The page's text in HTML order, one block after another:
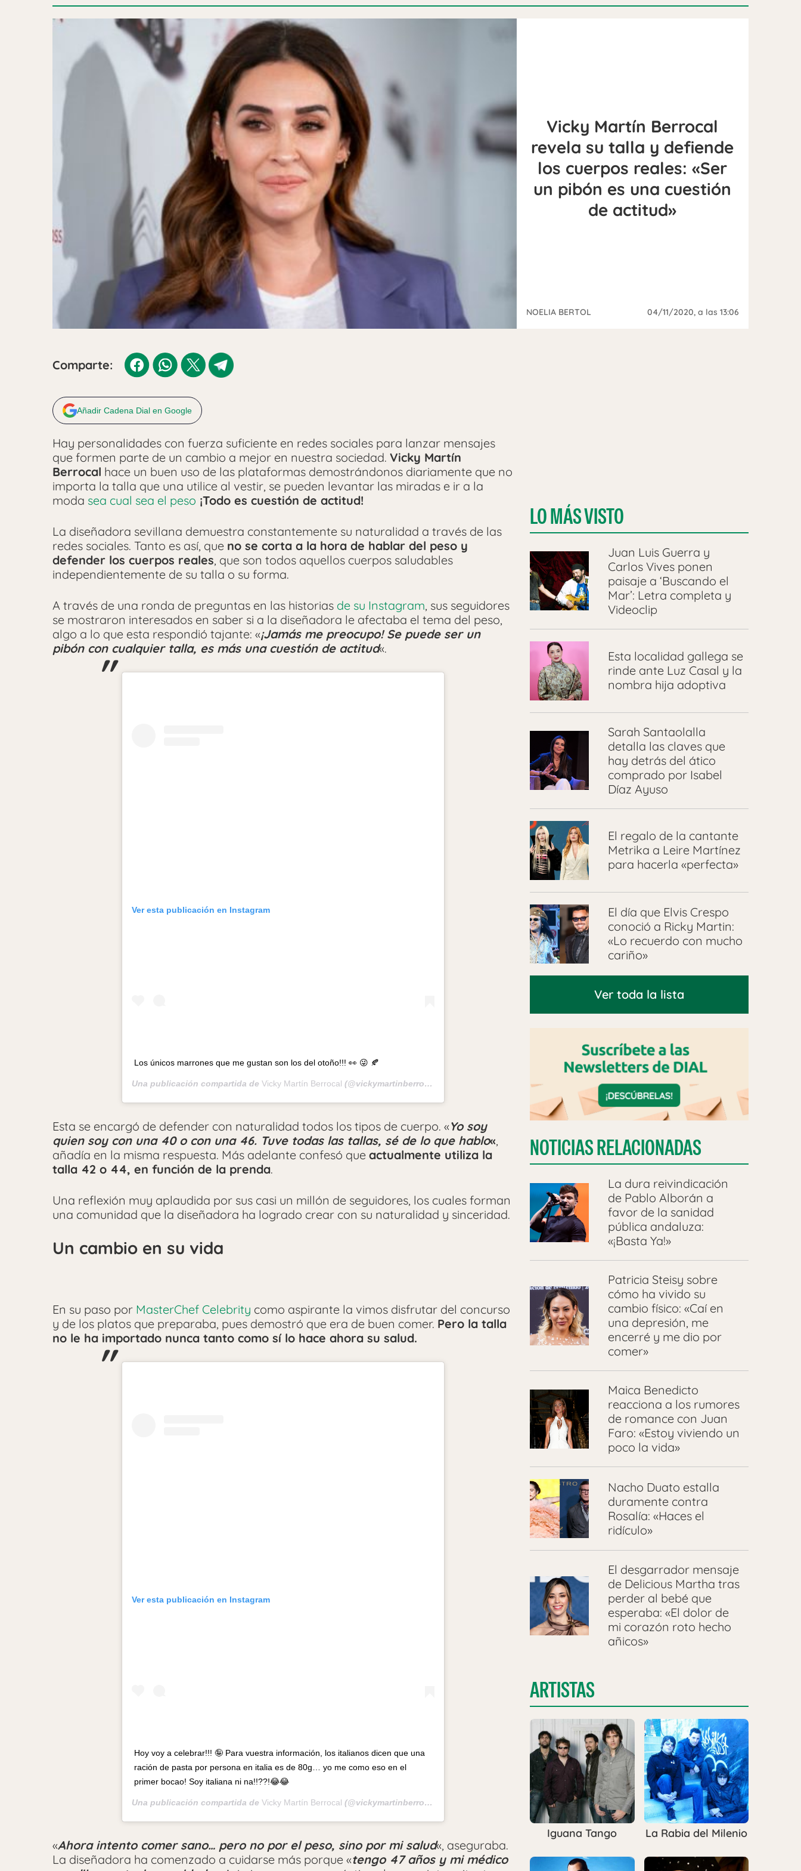
Vicky Martín Berrocal
revela su talla y defiende
los cuerpos reales: «Ser
un pibón es una cuestión
de actitud»
NOELIA BERTOL 04/11/2020, a las 13:06
Comparte:
Añadir Cadena Dial en Google
Hay personalidades con fuerza suficiente en redes sociales para lanzar mensajes
que formen parte de un cambio a mejor en nuestra sociedad. Vicky Martín
Berrocal hace un buen uso de las plataformas demostrándonos diariamente que no
importa la talla que una utilice al vestir, se pueden levantar las miradas e ir a la
moda sea cual sea el peso ¡Todo es cuestión de actitud!
La diseñadora sevillana demuestra constantemente su naturalidad a través de las
redes sociales. Tanto es así, que no se corta a la hora de hablar del peso y
defender los cuerpos reales, que son todos aquellos cuerpos saludables
independientemente de su talla o su forma.
A través de una ronda de preguntas en las historias de su Instagram, sus seguidores
se mostraron interesados en saber si a la diseñadora le afectaba el tema del peso,
algo a lo que esta respondió tajante: «¡Jamás me preocupo! Se puede ser un
pibón con cualquier talla, es más una cuestión de actitud«.
Ver esta publicación en Instagram
Los únicos marrones que me gustan son los del otoño!!! 👀 😜 🍂
Una publicación compartida de Vicky Martín Berrocal (@vickymartinberrocal) el 29 Oct, 2020 a las 7:56 PDT
Esta se encargó de defender con naturalidad todos los tipos de cuerpo. «Yo soy
quien soy con una 40 o con una 46. Tuve todas las tallas, sé de lo que hablo«,
añadía en la misma respuesta. Más adelante confesó que actualmente utiliza la
talla 42 o 44, en función de la prenda.
Una reflexión muy aplaudida por sus casi un millón de seguidores, los cuales forman
una comunidad que la diseñadora ha logrado crear con su naturalidad y sinceridad.
Un cambio en su vida
En su paso por MasterChef Celebrity como aspirante la vimos disfrutar del concurso
y de los platos que preparaba, pues demostró que era de buen comer. Pero la talla
no le ha importado nunca tanto como sí lo hace ahora su salud.
Ver esta publicación en Instagram
Hoy voy a celebrar!!! 🤪 Para vuestra información, los italianos dicen que una
ración de pasta por persona en italia es de 80g… yo me como eso en el
primer bocao! Soy italiana ni na!!??!😂😂
Una publicación compartida de Vicky Martín Berrocal (@vickymartinberrocal) el 19 Oct, 2020 a las 5:46 PDT
«Ahora intento comer sano… pero no por el peso, sino por mi salud«, aseguraba.
La diseñadora ha comenzado a cuidarse más porque «tengo 47 años y mi médico
LO MÁS VISTO
Juan Luis Guerra y
Carlos Vives ponen
paisaje a ‘Buscando el
Mar’: Letra completa y
Videoclip
Esta localidad gallega se
rinde ante Luz Casal y la
nombra hija adoptiva
Sarah Santaolalla
detalla las claves que
hay detrás del ático
comprado por Isabel
Díaz Ayuso
El regalo de la cantante
Metrika a Leire Martínez
para hacerla «perfecta»
El día que Elvis Crespo
conoció a Ricky Martin:
«Lo recuerdo con mucho
cariño»
Ver toda la lista
NOTICIAS RELACIONADAS
La dura reivindicación
de Pablo Alborán a
favor de la sanidad
pública andaluza:
«¡Basta Ya!»
Patricia Steisy sobre
cómo ha vivido su
cambio físico: «Caí en
una depresión, me
encerré y me dio por
comer»
Maica Benedicto
reacciona a los rumores
de romance con Juan
Faro: «Estoy viviendo un
poco la vida»
Nacho Duato estalla
duramente contra
Rosalía: «Haces el
ridículo»
El desgarrador mensaje
de Delicious Martha tras
perder al bebé que
esperaba: «El dolor de
mi corazón roto hecho
añicos»
ARTISTAS
Iguana Tango La Rabia del Milenio